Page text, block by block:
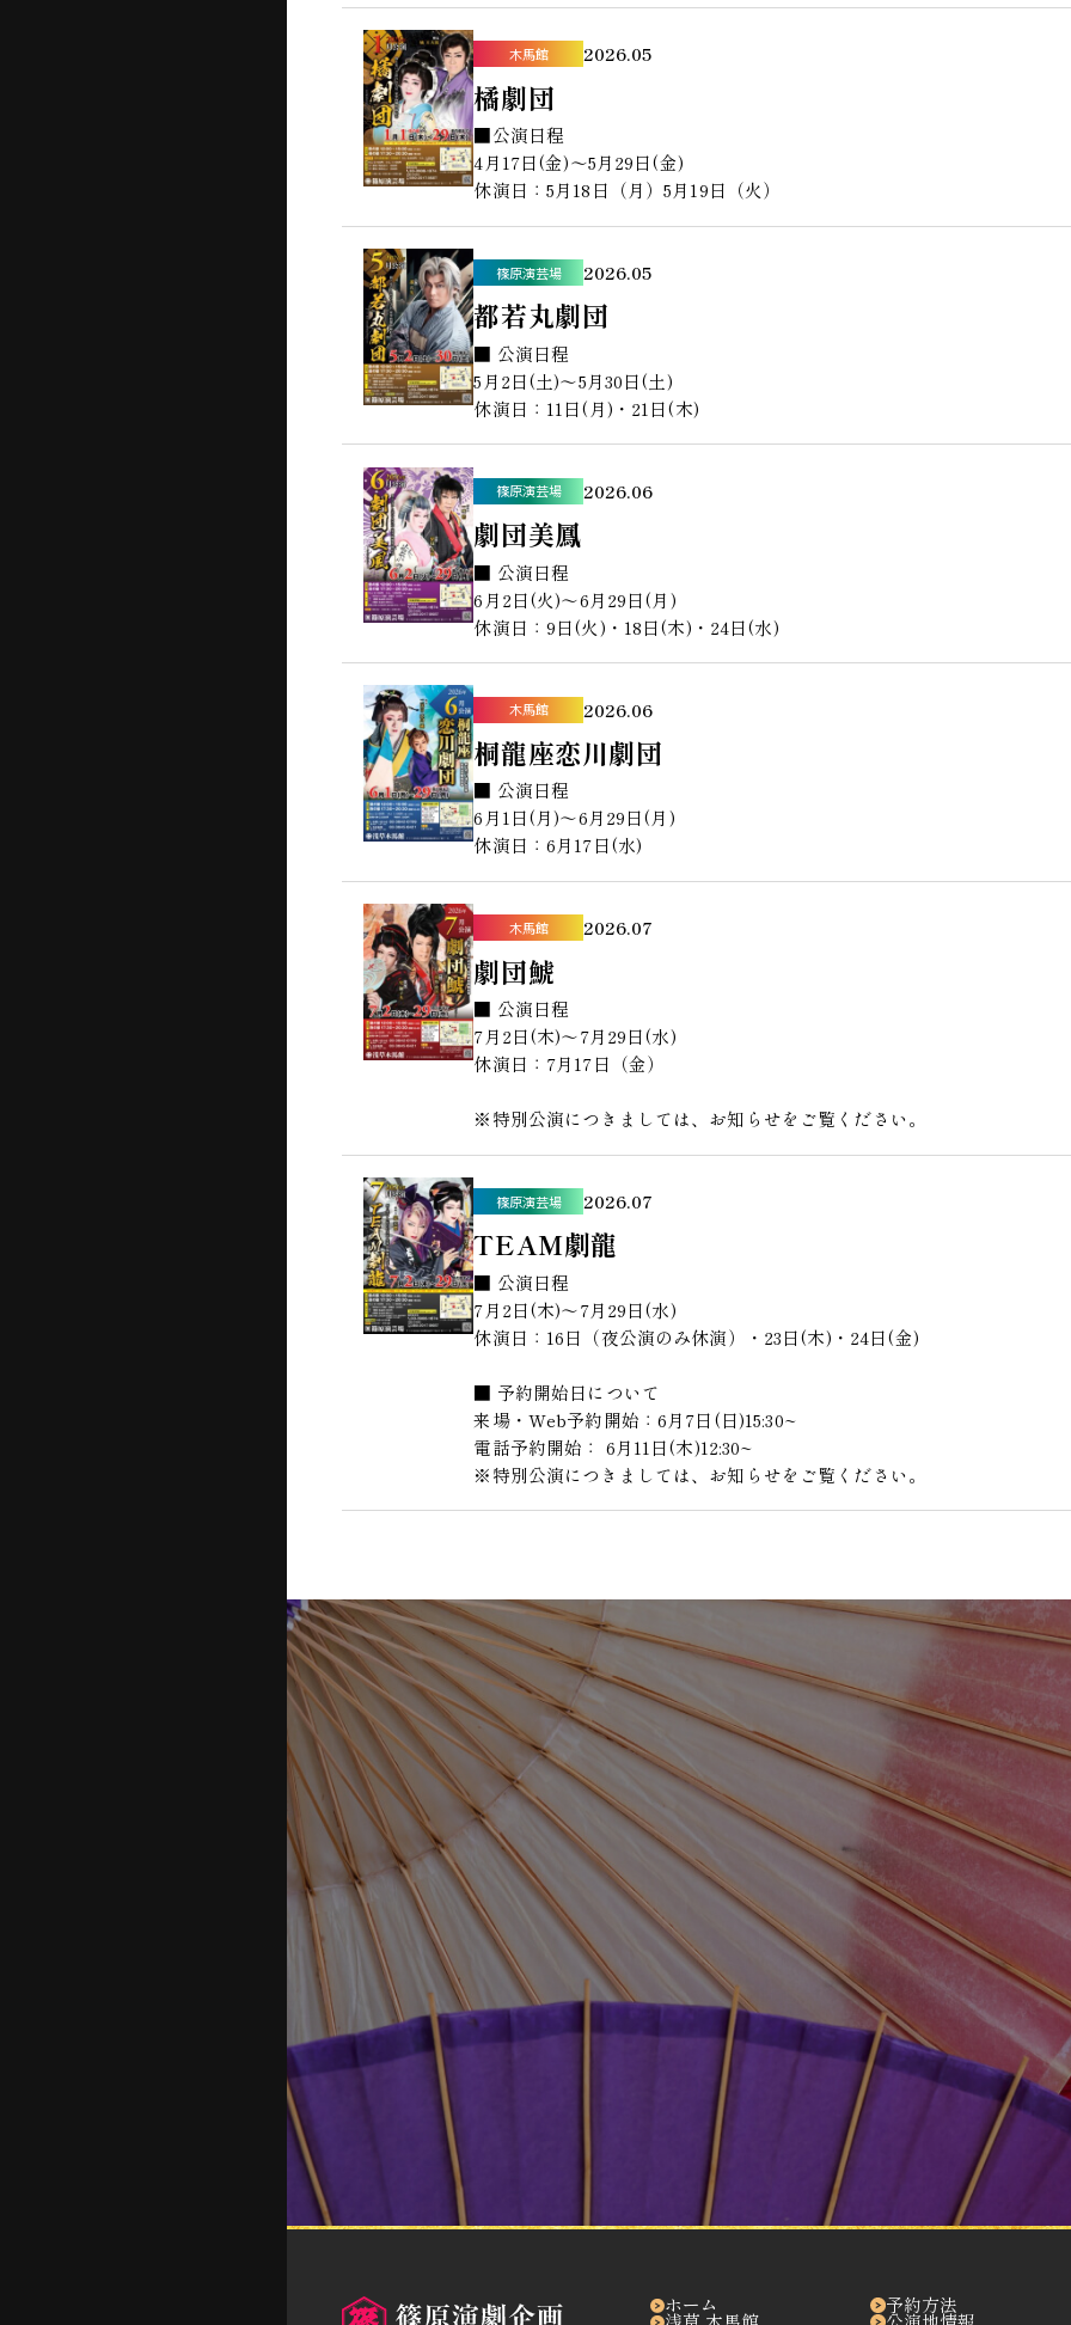
木馬館 2026.05
橘劇団
■公演日程
4月17日(金)〜5月29日(金)
休演日：5月18日（月）5月19日（火）
篠原演芸場 2026.05
都若丸劇団
■ 公演日程
5月2日(土)〜5月30日(土)
休演日：11日(月)・21日(木)
篠原演芸場 2026.06
劇団美鳳
■ 公演日程
6月2日(火)〜6月29日(月)
休演日：9日(火)・18日(木)・24日(水)
木馬館 2026.06
桐龍座恋川劇団
■ 公演日程
6月1日(月)〜6月29日(月)
休演日：6月17日(水)
木馬館 2026.07
劇団鯱
■ 公演日程
7月2日(木)〜7月29日(水)
休演日：7月17日（金）
※特別公演につきましては、お知らせをご覧ください。
篠原演芸場 2026.07
TEAM劇龍
■ 公演日程
7月2日(木)〜7月29日(水)
休演日：16日（夜公演のみ休演）・23日(木)・24日(金)
■ 予約開始日について
来場・Web予約開始：6月7日(日)15:30~
電話予約開始： 6月11日(木)12:30~
※特別公演につきましては、お知らせをご覧ください。
ホーム 予約方法